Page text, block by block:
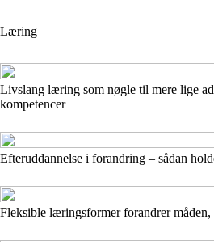
Læring
Livslang læring som nøgle til mere lige
kompetencer
Efteruddannelse i forandring – sådan
Fleksible læringsformer forandrer måden,